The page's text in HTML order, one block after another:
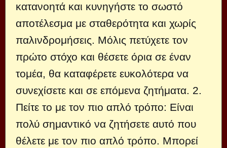
κατανοητά και κυνηγήστε το σωστό
αποτέλεσμα με σταθερότητα και χωρίς
παλινδρομήσεις. Μόλις πετύχετε τον
πρώτο στόχο και θέσετε όρια σε έναν
τομέα, θα καταφέρετε ευκολότερα να
συνεχίσετε και σε επόμενα ζητήματα. 2.
Πείτε το με τον πιο απλό τρόπο: Είναι
πολύ σημαντικό να ζητήσετε αυτό που
θέλετε με τον πιο απλό τρόπο. Μπορεί